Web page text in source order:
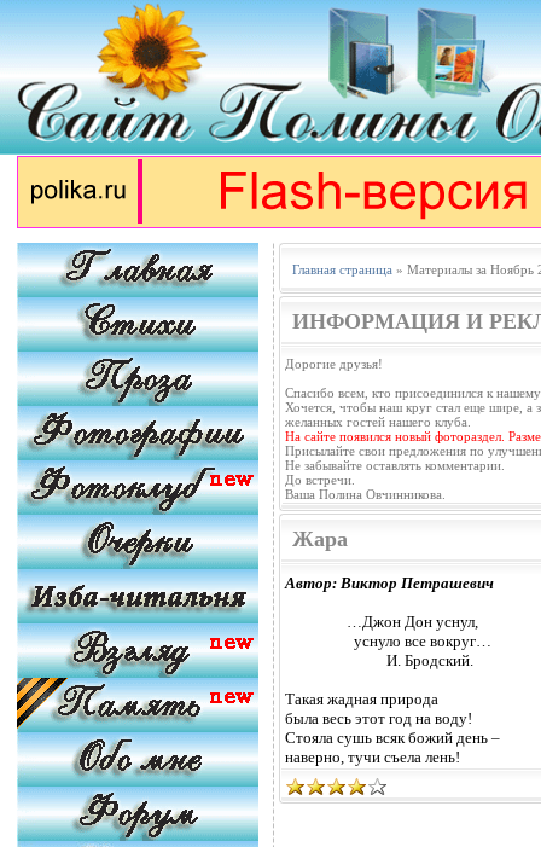
Главная страница » Материалы за Ноябрь
ИНФОРМАЦИЯ И
Дорогие друзья!
Спасибо всем, кто присоединился к
Хочется, чтобы наш круг стал еще шире, а
желанных гостей нашего клуба.
На сайте появился новый фотораздел.
Присылайте свои предложения по
Не забывайте оставлять комментарии.
До встречи.
Ваша Полина Овчинникова.
Жара
Автор: Виктор Петрашевич
…Джон Дон уснул,
уснуло все
И. Бродский.
Такая жадная природа
была весь этот год на воду!
Стояла сушь всяк божий день –
наверно, тучи съела лень!